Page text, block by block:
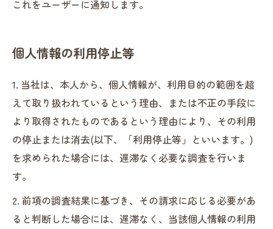
これをユーザーに通知します。
個人情報の利用停止等
1. 当社は、本人から、個人情報が、利用目的の範囲を超
えて取り扱われているという理由、または不正の手段に
より取得されたものであるという理由により、その利用
の停止または消去(以下、「利用停止等」といいます。)
を求められた場合には、遅滞なく必要な調査を行いま
す。
2. 前項の調査結果に基づき、その請求に応じる必要があ
ると判断した場合には、遅滞なく、当該個人情報の利用